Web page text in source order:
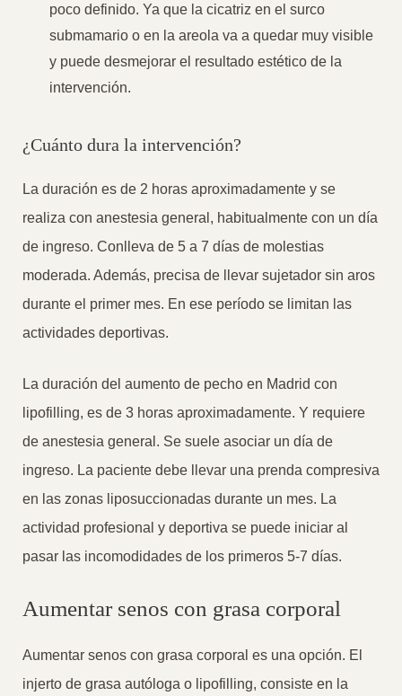
poco definido. Ya que la cicatriz en el surco
submamario o en la areola va a quedar muy visible
y puede desmejorar el resultado estético de la
intervención.
¿Cuánto dura la intervención?
La duración es de 2 horas aproximadamente y se
realiza con anestesia general, habitualmente con un día
de ingreso. Conlleva de 5 a 7 días de molestias
moderada. Además, precisa de llevar sujetador sin aros
durante el primer mes. En ese período se limitan las
actividades deportivas.
La duración del aumento de pecho en Madrid con
lipofilling, es de 3 horas aproximadamente. Y requiere
de anestesia general. Se suele asociar un día de
ingreso. La paciente debe llevar una prenda compresiva
en las zonas liposuccionadas durante un mes. La
actividad profesional y deportiva se puede iniciar al
pasar las incomodidades de los primeros 5-7 días.
Aumentar senos con grasa corporal
Aumentar senos con grasa corporal es una opción. El
injerto de grasa autóloga o lipofilling, consiste en la